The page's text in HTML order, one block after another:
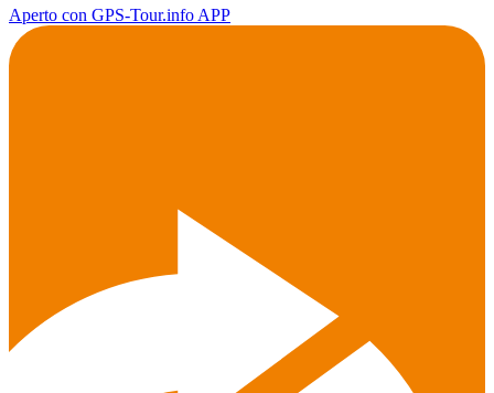
Aperto con GPS-Tour.info APP